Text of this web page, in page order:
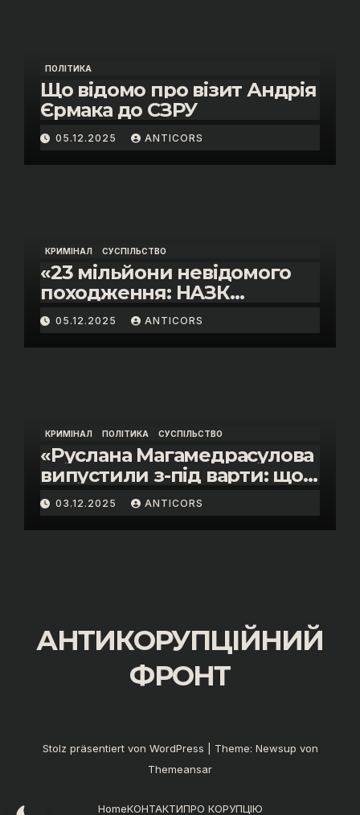
ПОЛІТИКА
Що відомо про візит Андрія
Єрмака до СЗРУ
05.12.2025 ANTICORS
КРИМІНАЛ СУСПІЛЬСТВО
«23 мільйони невідомого
походження: НАЗК
викрило розкішне життя
інспектора митниці “Тиса”
Василя Пупени»
05.12.2025 ANTICORS
КРИМІНАЛ ПОЛІТИКА СУСПІЛЬСТВО
«Руслана Магамедрасулова
випустили з-під варти: що
відбувалось у залі суду»
03.12.2025 ANTICORS
АНТИКОРУПЦІЙНИЙ
ФРОНТ
Stolz präsentiert von WordPress Theme: Newsup von
Themeansar
HomeКОНТАКТИПРО КОРУПЦІЮ